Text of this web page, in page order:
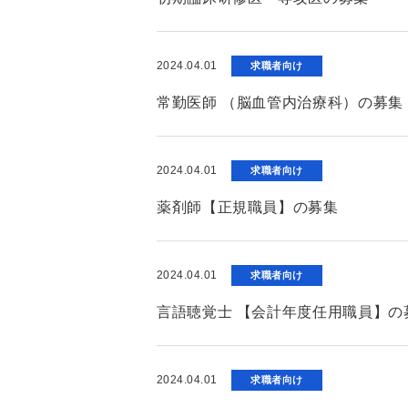
2024.04.01 求職者向け
常勤医師 （脳血管内治療科）の募集
2024.04.01 求職者向け
薬剤師【正規職員】の募集
2024.04.01 求職者向け
言語聴覚士 【会計年度任用職員】の
2024.04.01 求職者向け